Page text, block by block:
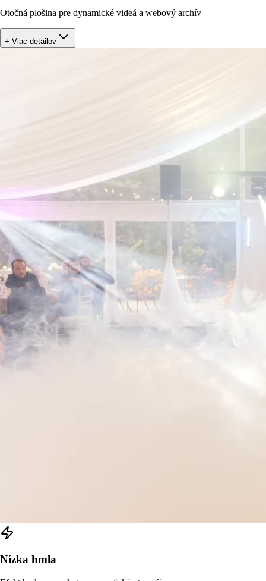
Otočná plošina pre dynamické videá a webový archív
+ Viac detailov
Nízka hmla